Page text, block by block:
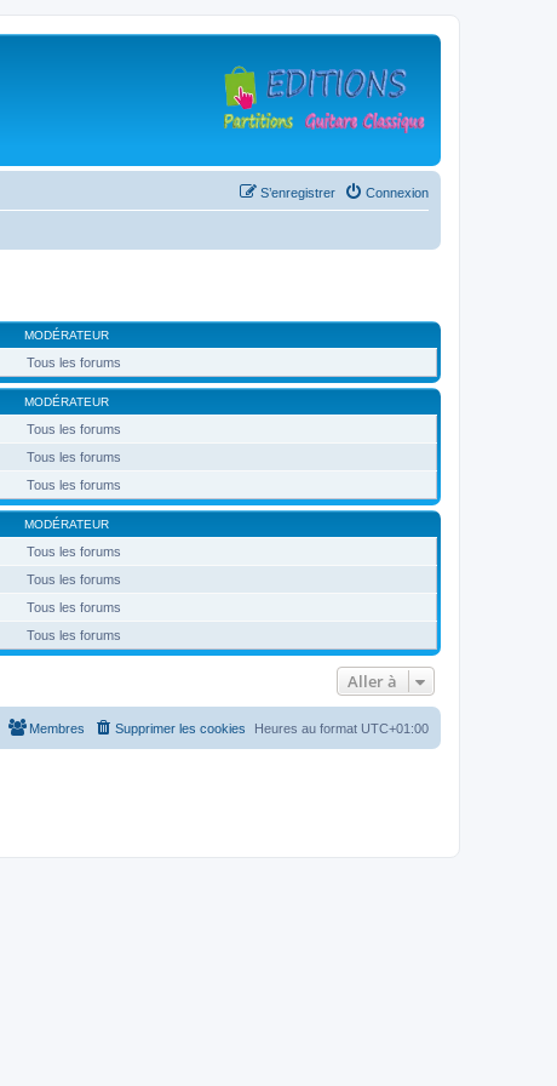
Connexion
S’enregistrer
MODÉRATEUR
Tous les forums
MODÉRATEUR
Tous les forums
Tous les forums
Tous les forums
MODÉRATEUR
Tous les forums
Tous les forums
Tous les forums
Tous les forums
Aller à
Heures au format UTC+01:00
Supprimer les cookies
Membres